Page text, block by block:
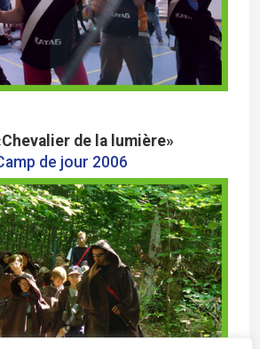
de la lumière»
de jour 2006